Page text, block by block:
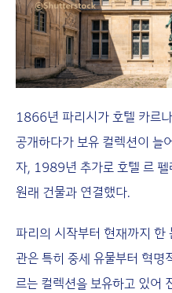
1866년 파리시가 호텔 카르
공개하다가 보유 컬렉션이 늘
자, 1989년 추가로 호텔 르 펠
원래 건물과 연결했다.
파리의 시작부터 현재까지 한
관은 특히 중세 유물부터 혁
르는 컬렉션을 보유하고 있어